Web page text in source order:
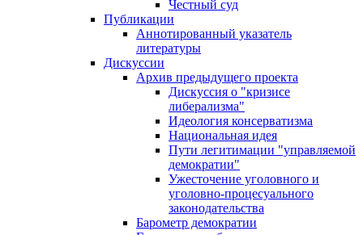
Честный суд
Публикации
Аннотированный указатель
литературы
Дискуссии
Архив предыдущего проекта
Дискуссия о "кризисе
либерализма"
Идеология консерватизма
Национальная идея
Пути легитимации "управляемой
демократии"
Ужесточение уголовного и
уголовно-процесуального
законодательства
Барометр демократии